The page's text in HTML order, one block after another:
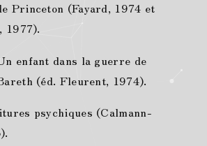
Princeton (Fayard, 1974 et
1977).
enfant dans la guerre de
(éd. Fleurent, 1974).
psychiques (Calmann-